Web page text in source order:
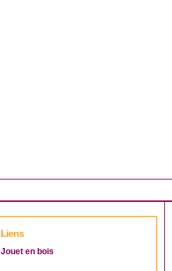
Liens
Jouet en bois